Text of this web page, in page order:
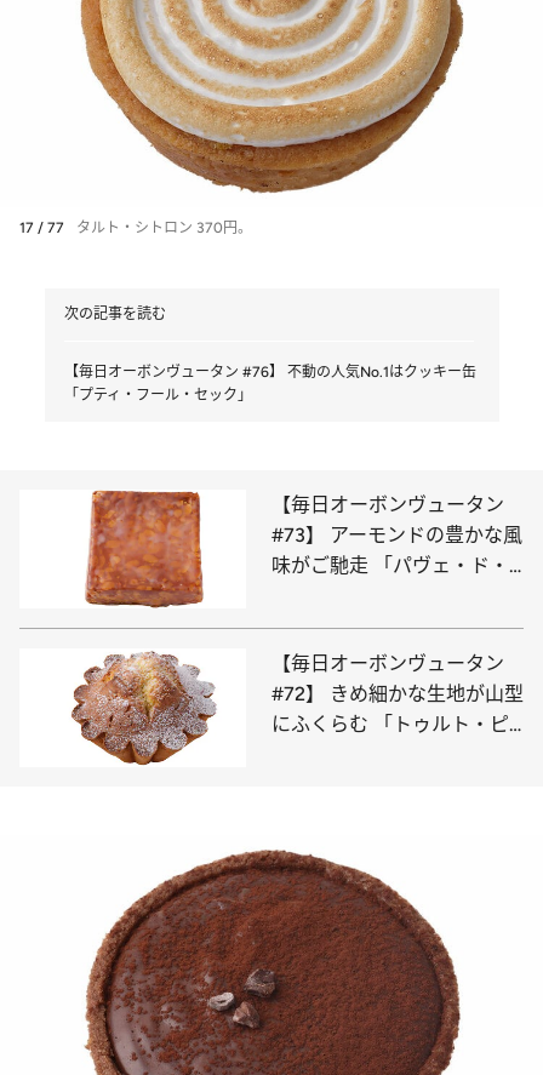
17 / 77 タルト・シトロン 370円。
次の記事を読む
【毎日オーボンヴュータン #76】 不動の人気No.1はクッキー缶
「プティ・フール・セック」
【毎日オーボンヴュータン
#73】 アーモンドの豊かな風
味がご馳走 「パヴェ・ド・
【毎日オーボンヴュータン
#72】 きめ細かな生地が山型
にふくらむ 「トゥルト・ピ